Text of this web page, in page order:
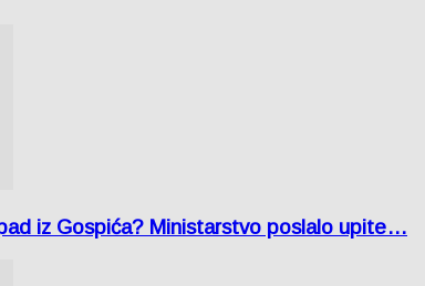
iz Gospića? Ministarstvo poslalo upite…